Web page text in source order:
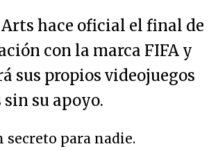
hace oficial el final de
con la marca FIFA y
sus propios videojuegos
su apoyo.
secreto para nadie.